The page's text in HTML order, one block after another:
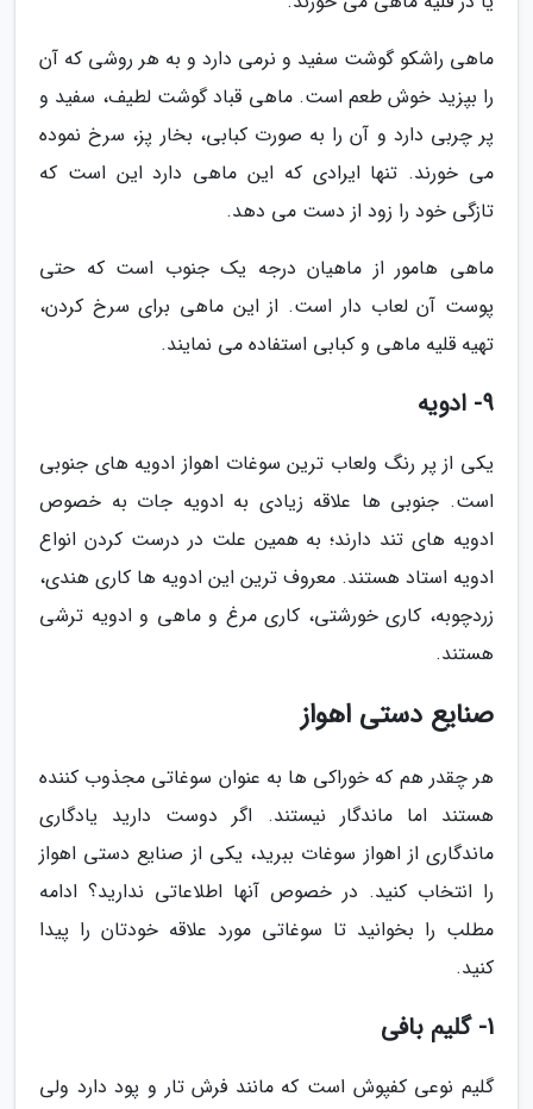
ماهی راشکو گوشت سفید و نرمی دارد و به هر روشی که آن
را بپزید خوش طعم است. ماهی قباد گوشت لطیف، سفید و
پر چربی دارد و آن را به صورت کبابی، بخار پز، سرخ نموده
می خورند. تنها ایرادی که این ماهی دارد این است که
تازگی خود را زود از دست می دهد.
ماهی هامور از ماهیان درجه یک جنوب است که حتی
پوست آن لعاب دار است. از این ماهی برای سرخ کردن،
تهیه قلیه ماهی و کبابی استفاده می نمایند.
9- ادویه
یکی از پر رنگ ولعاب ترین سوغات اهواز ادویه های جنوبی
است. جنوبی ها علاقه زیادی به ادویه جات به خصوص
ادویه های تند دارند؛ به همین علت در درست کردن انواع
ادویه استاد هستند. معروف ترین این ادویه ها کاری هندی،
زردچوبه، کاری خورشتی، کاری مرغ و ماهی و ادویه ترشی
هستند.
صنایع دستی اهواز
هر چقدر هم که خوراکی ها به عنوان سوغاتی مجذوب کننده
هستند اما ماندگار نیستند. اگر دوست دارید یادگاری
ماندگاری از اهواز سوغات ببرید، یکی از صنایع دستی اهواز
را انتخاب کنید. در خصوص آنها اطلاعاتی ندارید؟ ادامه
مطلب را بخوانید تا سوغاتی مورد علاقه خودتان را پیدا
کنید.
1- گلیم بافی
گلیم نوعی کفپوش است که مانند فرش تار و پود دارد ولی